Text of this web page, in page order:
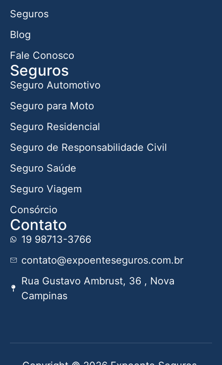
Seguros
Blog
Fale Conosco
Seguros
Seguro Automotivo
Seguro para Moto
Seguro Residencial
Seguro de Responsabilidade Civil
Seguro Saúde
Seguro Viagem
Consórcio
Contato
19 98713-3766
contato@expoenteseguros.com.br
Rua Gustavo Ambrust, 36 , Nova
Campinas